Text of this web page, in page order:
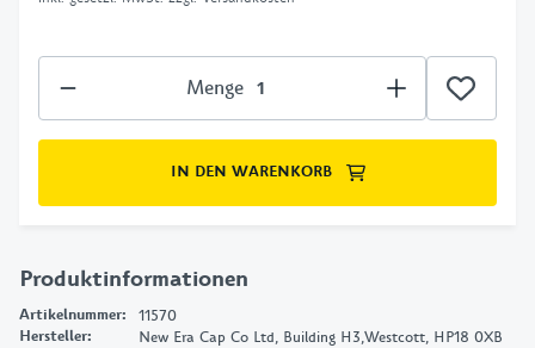
Menge
IN DEN WARENKORB
Produktinformationen
Artikelnummer: 11570
Hersteller:
New Era Cap Co Ltd, Building H3,Westcott, HP18 0XB